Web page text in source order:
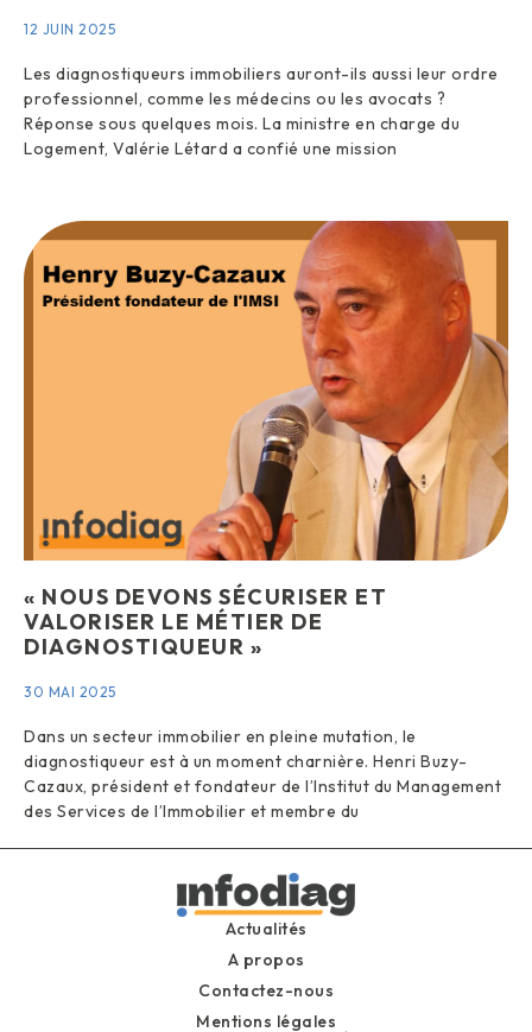
12 JUIN 2025
Les diagnostiqueurs immobiliers auront-ils aussi leur ordre
professionnel, comme les médecins ou les avocats ?
Réponse sous quelques mois. La ministre en charge du
Logement, Valérie Létard a confié une mission
« NOUS DEVONS SÉCURISER ET
VALORISER LE MÉTIER DE
DIAGNOSTIQUEUR »
30 MAI 2025
Dans un secteur immobilier en pleine mutation, le
diagnostiqueur est à un moment charnière. Henri Buzy-
Cazaux, président et fondateur de l’Institut du Management
des Services de l’Immobilier et membre du
Actualités
A propos
Contactez-nous
Mentions légales